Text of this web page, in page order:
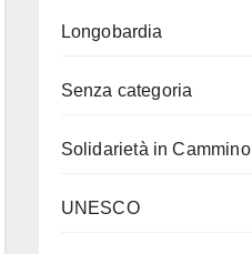
Longobardia
Senza categoria
Solidarietà in Cammino
UNESCO